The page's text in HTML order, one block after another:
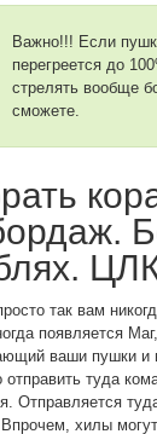
Важно!!! Если
перегреется до
стрелять вообще
сможете.
так вам
появляется Маг,
ваши пушки и
отправить туда
Отправляется
хилы